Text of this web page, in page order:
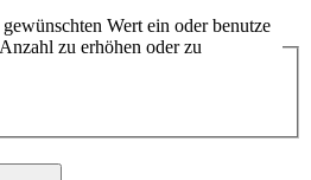
Wert ein oder benutze
zu erhöhen oder zu